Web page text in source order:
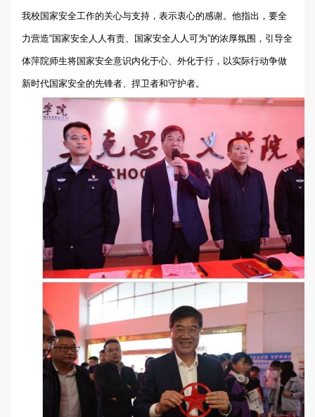
我校国家安全工作的关心与支持，表示衷心的感谢。他指出，要全
力营造“国家安全人人有责、国家安全人人可为”的浓厚氛围，引导全
体萍院师生将国家安全意识内化于心、外化于行，以实际行动争做
新时代国家安全的先锋者、捍卫者和守护者。